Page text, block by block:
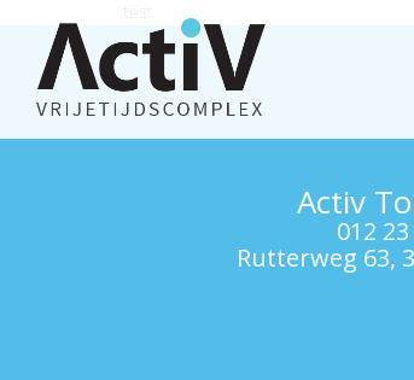
Activ
012
Rutterweg 63,